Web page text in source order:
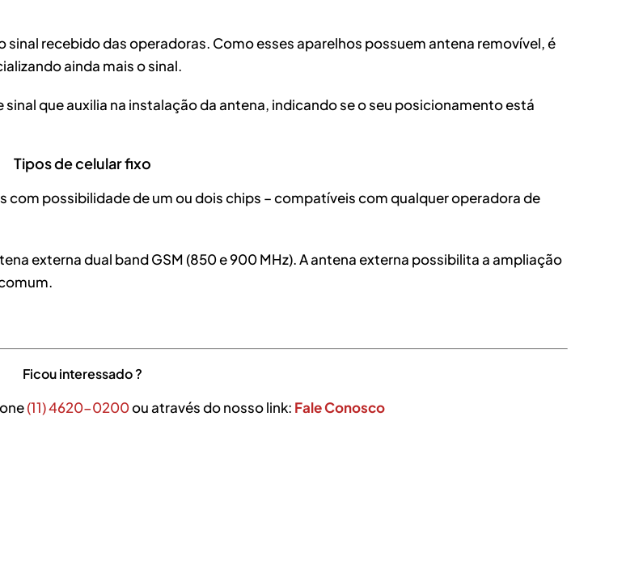
recebido das operadoras. Como esses aparelhos possuem antena removível, é
ainda mais o sinal.
que auxilia na instalação da antena, indicando se o seu posicionamento está
Tipos de celular fixo
com possibilidade de um ou dois chips – compatíveis com qualquer operadora de
externa dual band GSM (850 e 900 MHz). A antena externa possibilita a ampliação
Ficou interessado ?
(11) 4620-0200ou através do nosso link: Fale Conosco